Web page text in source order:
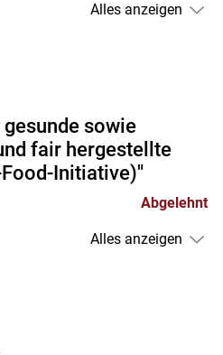
Alles anzeigen
sowie
fair hergestellte
Initiative)"
Abgelehnt
Alles anzeigen